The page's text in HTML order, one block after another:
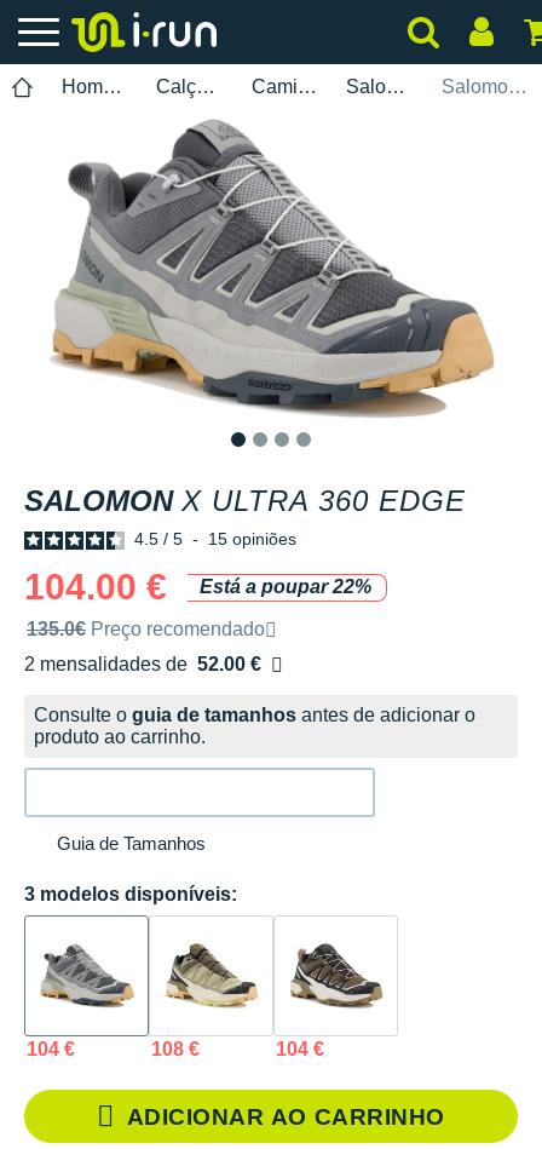
Homem Calçados Caminhada Salomon Salomon X Ultra 360 Edge
SALOMON X ULTRA 360 EDGE
4.5 / 5 - 15 opiniões
104.00 €
Está a poupar 22%
Preço de venda recomendado pela marca
135.0€ Preço recomendado
2 mensalidades de 52.00 €
sem custos
Consulte o guia de tamanhos antes de adicionar o
produto ao carrinho.
Guia de Tamanhos
3 modelos disponíveis:
104 € 108 € 104 €
ADICIONAR AO CARRINHO